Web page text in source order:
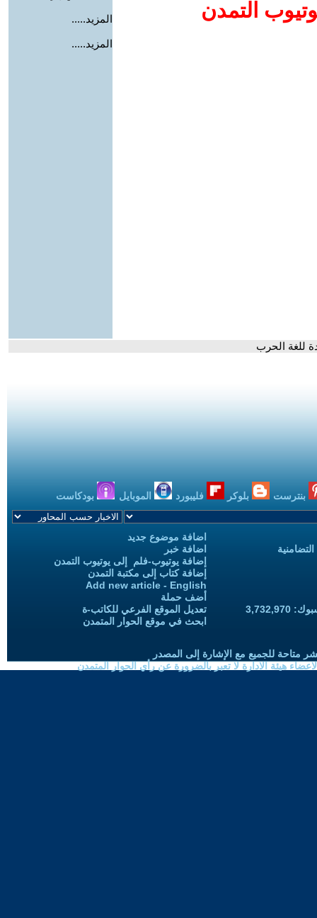
التمدن المزيد.....
المزيد.....
للغة الحرب
بنترست بلوكر فليبورد الموبايل بودكاست
اضافة موضوع جديد
اضافة خبر
إضافة يوتيوب-فلم إلى يوتيوب التمدن
إضافة كتاب إلى مكتبة التمدن
Add new article - English
أضف حملة
تعديل الموقع الفرعي للكاتب-ة
ابحث في موقع الحوار المتمدن
متاحة للجميع مع الإشارة إلى المصدر
هيئة الادارة لا تعبر بالضرورة عن رأي الحوار المتمدن